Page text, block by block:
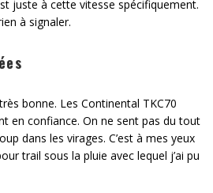
juste à cette vitesse spécifiquement.
à signaler.
bonne. Les Continental TKC70
en confiance. On ne sent pas du tout
dans les virages. C’est à mes yeux
trail sous la pluie avec lequel j’ai pu